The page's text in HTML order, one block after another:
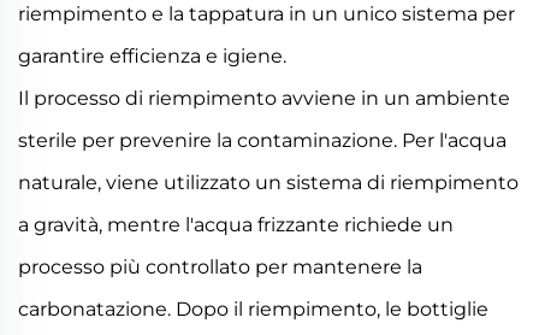
riempimento e la tappatura in un unico sistema per
garantire efficienza e igiene.
Il processo di riempimento avviene in un ambiente
sterile per prevenire la contaminazione. Per l'acqua
naturale, viene utilizzato un sistema di riempimento
a gravità, mentre l'acqua frizzante richiede un
processo più controllato per mantenere la
carbonatazione. Dopo il riempimento, le bottiglie